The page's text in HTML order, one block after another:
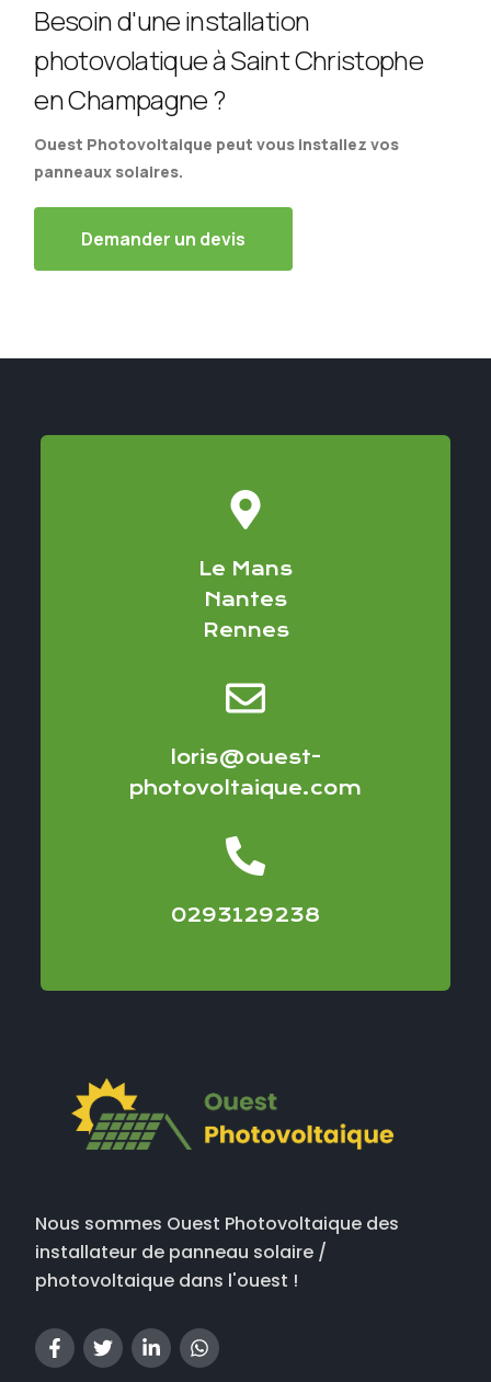
Besoin d'une installation
photovolatique à Saint Christophe
en Champagne ?
Ouest Photovoltaique peut vous installez vos
panneaux solaires.
Demander un devis
Le Mans
Nantes
Rennes
loris@ouest-
photovoltaique.com
0293129238
Nous sommes Ouest Photovoltaique des
installateur de panneau solaire /
photovoltaique dans l'ouest !